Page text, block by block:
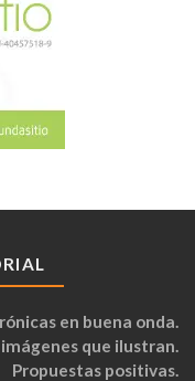
en buena onda.
que ilustran.
Propuestas positivas.